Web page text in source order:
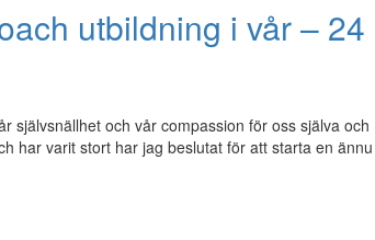
utbildning i vår – 24
självsnällhet och vår compassion för oss själva och
har varit stort har jag beslutat för att starta en ännu